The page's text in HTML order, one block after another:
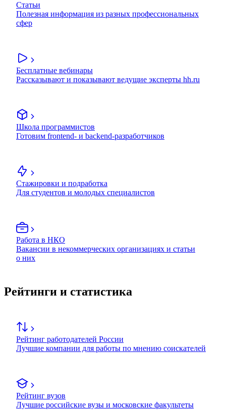
Статьи
Полезная информация из разных профессиональных
сфер
Бесплатные вебинары
Рассказывают и показывают ведущие эксперты hh.ru
Школа программистов
Готовим frontend- и backend-разработчиков
Стажировки и подработка
Для студентов и молодых специалистов
Работа в НКО
Вакансии в некоммерческих организациях и статьи
о них
Рейтинги и статистика
Рейтинг работодателей России
Лучшие компании для работы по мнению соискателей
Рейтинг вузов
Лучшие российские вузы и московские факультеты